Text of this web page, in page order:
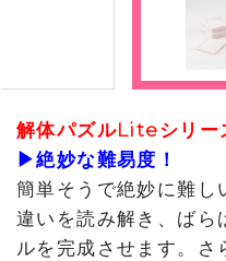
解体パズルLiteシリー
▶絶妙な難易度！
簡単そうで絶妙に難し
違いを読み解き、ば
ルを完成させます。さ